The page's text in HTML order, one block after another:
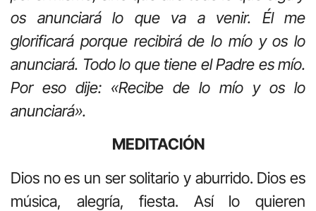
os anunciará lo que va a venir. Él me
glorificará porque recibirá de lo mío y os lo
anunciará. Todo lo que tiene el Padre es mío.
Por eso dije: «Recibe de lo mío y os lo
anunciará».
MEDITACIÓN
Dios no es un ser solitario y aburrido. Dios es
música, alegría, fiesta. Así lo quieren